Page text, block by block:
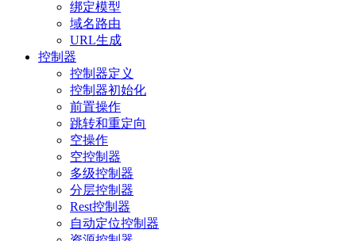
绑定模型
域名路由
URL生成
控制器
控制器定义
控制器初始化
前置操作
跳转和重定向
空操作
空控制器
多级控制器
分层控制器
Rest控制器
自动定位控制器